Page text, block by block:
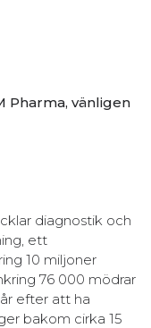
Pharma, vänligen
diagnostik och
ett
10 miljoner
76 000 mödrar
efter att ha
bakom cirka 15